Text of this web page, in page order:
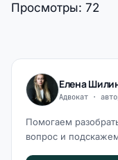
Просмотры: 72
Елена
Адвокат ·
Помогаем
вопрос и